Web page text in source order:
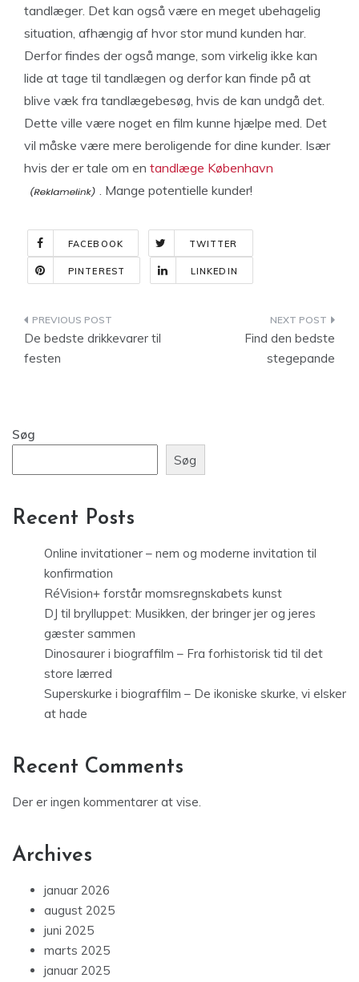
tandlæger. Det kan også være en meget ubehagelig
situation, afhængig af hvor stor mund kunden har.
Derfor findes der også mange, som virkelig ikke kan
lide at tage til tandlægen og derfor kan finde på at
blive væk fra tandlægebesøg, hvis de kan undgå det.
Dette ville være noget en film kunne hjælpe med. Det
vil måske være mere beroligende for dine kunder. Især
hvis der er tale om en tandlæge København
. Mange potentielle kunder!
FACEBOOK TWITTER
PINTEREST LINKEDIN
Indlægsnavigation
De bedste drikkevarer til
festen
Find den bedste
stegepande
Søg
Søg
Recent Posts
Online invitationer – nem og moderne invitation til
konfirmation
RéVision+ forstår momsregnskabets kunst
DJ til brylluppet: Musikken, der bringer jer og jeres
gæster sammen
Dinosaurer i biograffilm – Fra forhistorisk tid til det
store lærred
Superskurke i biograffilm – De ikoniske skurke, vi elsker
at hade
Recent Comments
Der er ingen kommentarer at vise.
Archives
januar 2026
august 2025
juni 2025
marts 2025
januar 2025